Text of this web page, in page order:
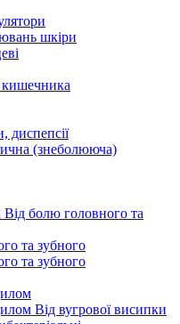
шкіри
кишечника
диспепсії
(знеболююча)
Від болю головного та
та зубного
та зубного
Від вугрової висипки